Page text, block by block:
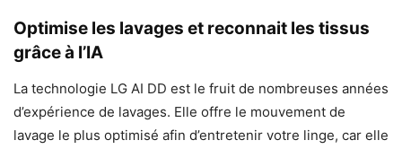
Optimise les lavages et reconnait les tissus
grâce à l’IA
La technologie LG AI DD est le fruit de nombreuses années
d’expérience de lavages. Elle offre le mouvement de
lavage le plus optimisé afin d’entretenir votre linge, car elle